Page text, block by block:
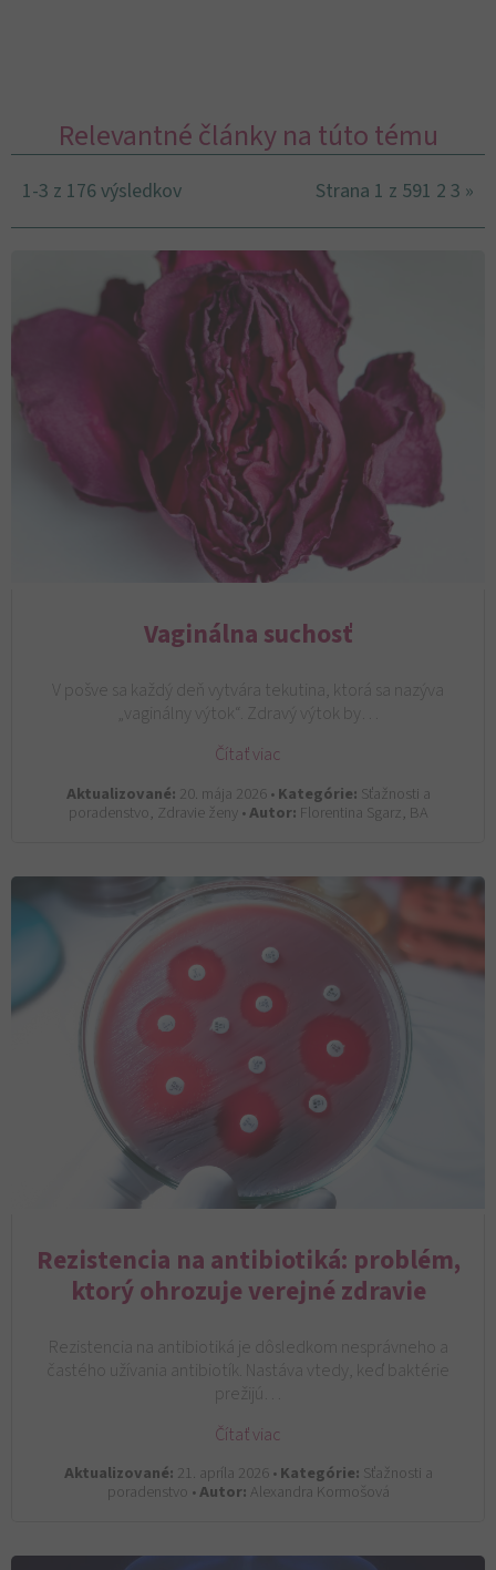
Relevantné články na túto tému
1-3 z 176 výsledkov Strana 1 z 591 2 3 »
Vaginálna suchosť
V pošve sa každý deň vytvára tekutina, ktorá sa nazýva
„vaginálny výtok“. Zdravý výtok by…
Čítať viac
Aktualizované: 20. mája 2026 •Kategórie: Sťažnosti a
poradenstvo, Zdravie ženy •Autor: Florentina Sgarz, BA
Rezistencia na antibiotiká: problém,
ktorý ohrozuje verejné zdravie
Rezistencia na antibiotiká je dôsledkom nesprávneho a
častého užívania antibiotík. Nastáva vtedy, keď baktérie
prežijú…
Čítať viac
Aktualizované: 21. apríla 2026 •Kategórie: Sťažnosti a
poradenstvo •Autor: Alexandra Kormošová